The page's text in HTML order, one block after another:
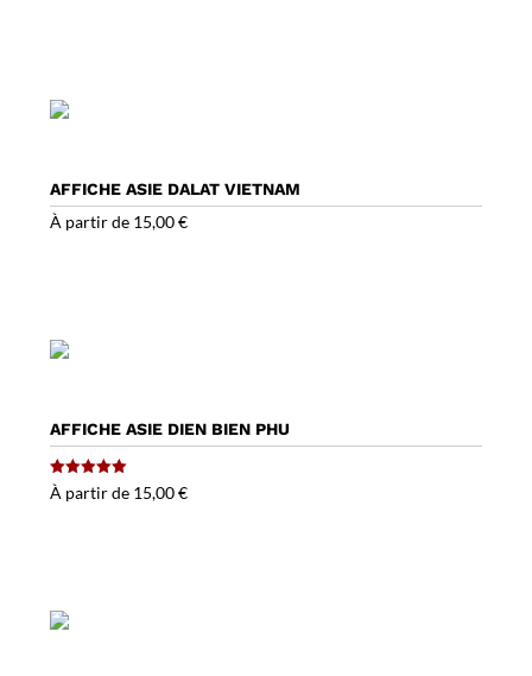
AFFICHE ASIE DALAT VIETNAM
À partir de 15,00€
AFFICHE ASIE DIEN BIEN PHU
Note
5.00
À partir de 15,00€